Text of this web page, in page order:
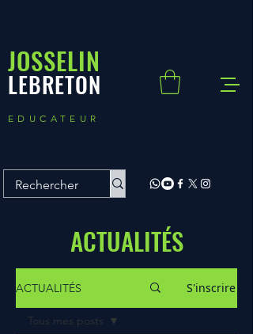
JOSSELIN
LEBRETON
EDUCATEUR
ACTUALITÉS
ACTUALITÉS S'inscrire
Tous mes posts